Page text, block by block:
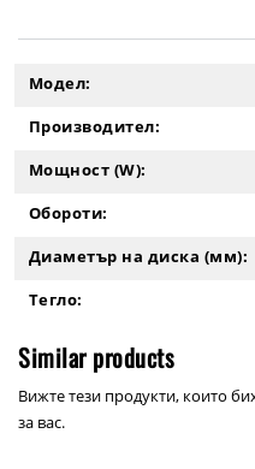
Модел:
Производител:
Мощност (W):
Обороти:
Диаметър на диска (мм):
Тегло:
Similar products
Вижте тези продукти, които
за вас.